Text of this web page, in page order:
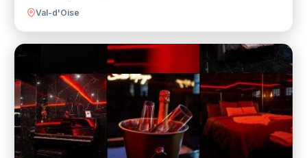
Val-d'Oise